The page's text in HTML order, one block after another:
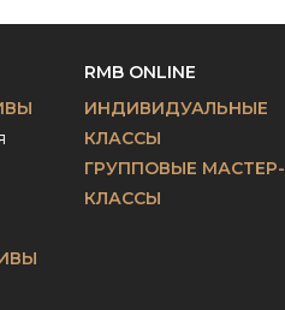
RMB ONLINE
ИНДИВИДУАЛЬНЫЕ
КЛАССЫ
ГРУППОВЫЕ МАСТЕР-
КЛАССЫ